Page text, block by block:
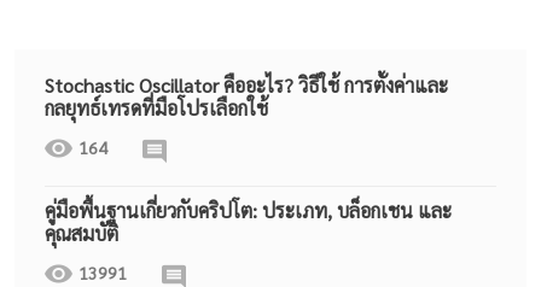
Stochastic Oscillator คืออะไร? วิธีใช้ การตั้งค่าและ
กลยุทธ์เทรดที่มือโปรเลือกใช้
164
คู่มือพื้นฐานเกี่ยวกับคริปโต: ประเภท, บล็อกเชน และ
คุณสมบัติ
13991